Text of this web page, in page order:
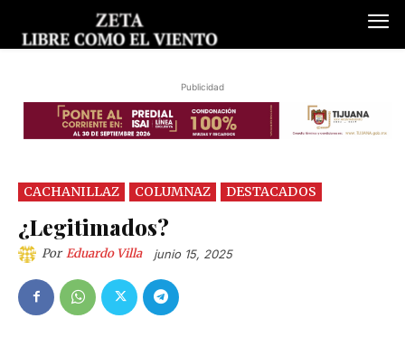
Publicidad
CACHANILLAZ COLUMNAZ DESTACADOS
¿Legitimados?
Por Eduardo Villa junio 15, 2025